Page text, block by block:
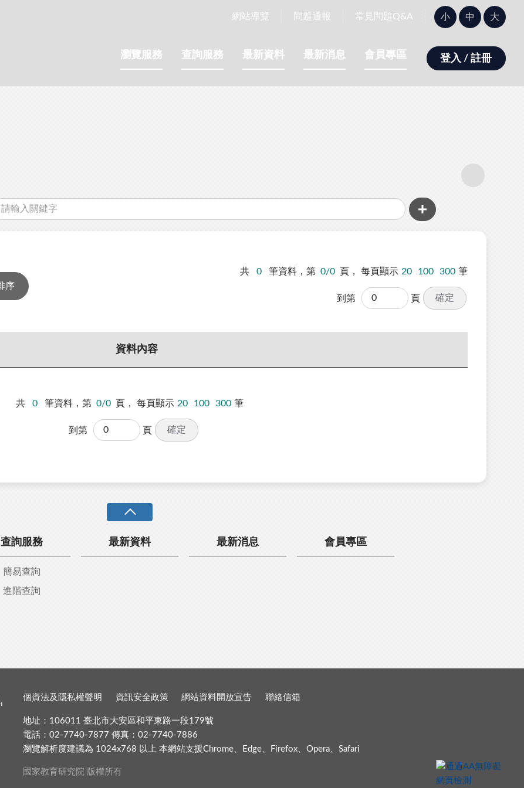
網站導覽 問題通報 常見問題Q&A
字
型
小：
小 中 大
瀏覽服務 查詢服務 最新資料 最新消息 會員專區 登入 / 註冊
共 0 筆資料，第 0/0 頁， 每頁顯示 20 100 300 筆
到第 頁 確定
資料內容
共 0 筆資料，第 0/0 頁， 每頁顯示 20 100 300 筆
到第 頁 確定
查詢服務
簡易查詢
進階查詢
最新資料 最新消息 會員專區
個資法及隱私權聲明 資訊安全政策 網站資料開放宣告 聯絡信箱
地址：106011 臺北市大安區和平東路一段179號
電話：02-7740-7877 傳真：02-7740-7886
瀏覽解析度建議為 1024x768 以上 本網站支援Chrome、Edge、Firefox、Opera、Safari
國家教育研究院 版權所有